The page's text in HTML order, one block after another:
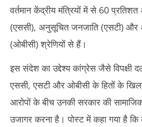
वर्तमान केंद्रीय मंत्रियों में से 60
(एससी), अनुसूचित जनजाति (एसटी) और
(ओबीसी) श्रेणियों से हैं।
इस संदेश का उद्देश्य कांग्रेस जैसे विपक्षी
एससी, एसटी और ओबीसी के हितों के
आरोपों के बीच उनकी सरकार की
उजागर करना है। पोस्ट में कहा गया है कि